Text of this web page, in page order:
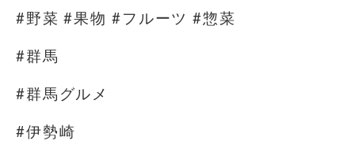
#野菜 #果物 #フルーツ #惣菜
#群馬
#群馬グルメ
#伊勢崎